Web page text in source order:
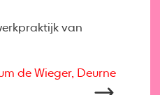
van
de Wieger, Deurne